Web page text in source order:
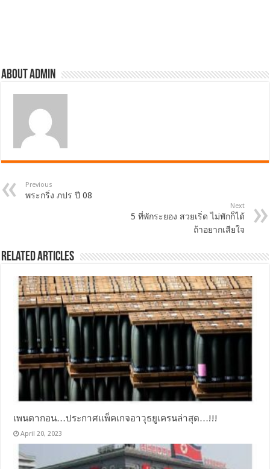
About admin
Previous
พระกริ่ง ภปร ปี 08
Next
5 ที่พักระยอง สวยเริ่ด ไม่พักก็ได้
ถ้าอยากเสียใจ
Related Articles
เพนตากอน…ประกาศแพ็คเกจอาวุธยูเครนล่าสุด…!!!
April 20, 2023